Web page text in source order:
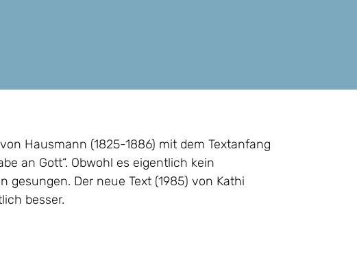
Hausmann (1825-1886) mit dem Textanfang
an Gott“. Obwohl es eigentlich kein
gesungen. Der neue Text (1985) von Kathi
besser.